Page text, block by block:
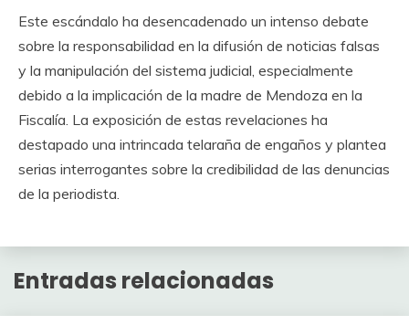
Este escándalo ha desencadenado un intenso debate
sobre la responsabilidad en la difusión de noticias falsas
y la manipulación del sistema judicial, especialmente
debido a la implicación de la madre de Mendoza en la
Fiscalía. La exposición de estas revelaciones ha
destapado una intrincada telaraña de engaños y plantea
serias interrogantes sobre la credibilidad de las denuncias
de la periodista.
Entradas relacionadas